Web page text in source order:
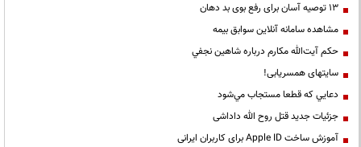
13 توصیه آسان برای رفع بوی بد دهان
مشاهده سامانه آنلاين سوابق بیمه
حكم آيت‌الله مكارم درباره شاهين نجفي
سایتهای همسریابی!
دعايي كه قطعا مستجاب مي‌شود
جزئیات جدید قتل روح الله داداشی
آموزش ساخت Apple ID برای کاربران ایرانی